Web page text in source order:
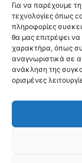
Για να παρέχουμε
τεχνολογίες όπως
πληροφορίες
θα μας επιτρέψει
χαρακτήρα, όπως
αναγνωριστικά σε
ανάκληση της
ορισμένες
Ιστότοπος